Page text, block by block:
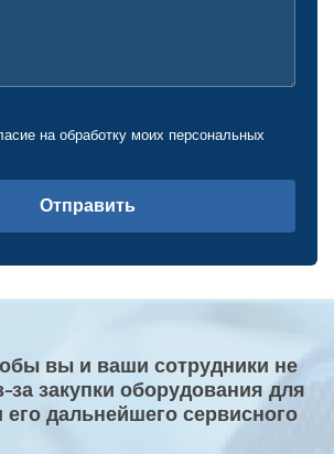
на обработку моих персональных
Отправить
вы и ваши сотрудники не
за закупки оборудования для
дальнейшего сервисного